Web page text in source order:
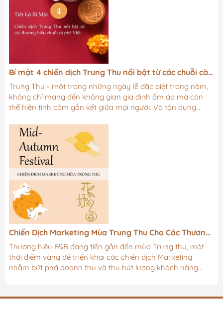
Bí mật 4 chiến dịch Trung Thu nổi bật từ các chuỗi cà
phê Việt
Trung Thu - một trong những ngày lễ đặc biệt trong năm,
không chỉ mang đến không gian gia đình ấm áp mà còn
thể hiện tình cảm gắn kết giữa mọi người. Và tận dụng
F&B (Thực phẩm & Đồ uống) tại Việt Nam đã không ngừng
sáng tạo, đem đến những chiến dịch ấn tượng để thu hút
sự chú ý của khách hàng. Trong bài viết này, chúng ta sẽ
cùng nhau khám phá những chiến dịch Trung Thu đáng
chú ý từ các chuỗi cà...
Chiến Dịch Marketing Mùa Trung Thu Cho Các Thương
Hiệu F&B
Thương hiệu F&B đang tiến gần đến mùa Trung thu, một
thời điểm vàng để triển khai các chiến dịch Marketing
nhằm bứt phá doanh thu và thu hút lượng khách hàng
để tạo dấu ấn và thành công trên thị trường.Những thứ